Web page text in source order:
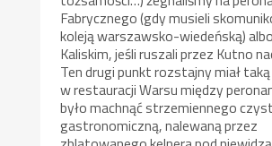
Fabrycznego (gdy musieli
koleją warszawsko-wiedeńską)
Kaliskim, jeśli ruszali przez Kutno
Ten drugi punkt rozstajny miał
w restauracji Warsu między
było machnąć strzemiennego
gastronomiczną, nalewaną przez